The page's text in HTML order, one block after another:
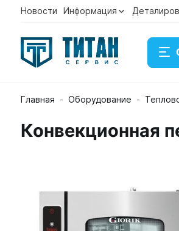
Новости Информация
Главная Оборудование
Купить
Консультация
Конвекционная